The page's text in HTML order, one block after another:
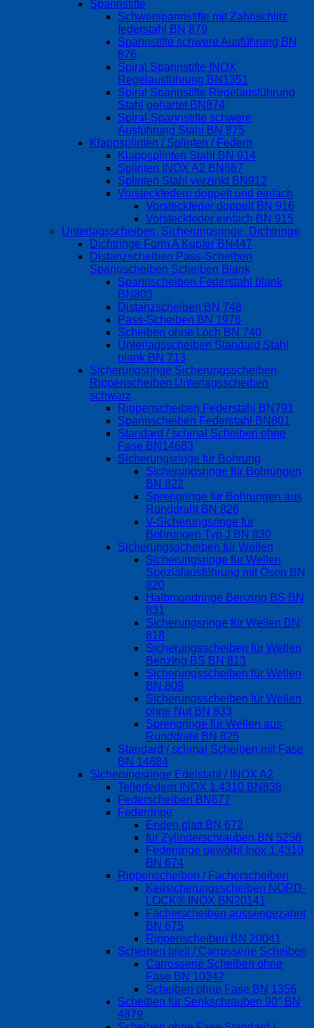
Spannstifte
Schwerspannstifte mit Zahnschlitz
federstahl BN 879
Spannstifte schwere Ausführung BN
876
Spiral Spannstifte INOX
Regelausführung BN1351
Spiral Spannstifte Regelausführung
Stahl gehärtet BN874
Spiral-Spannstifte schwere
Ausführung Stahl BN 875
Klappsplinten / Splinten / Federn
Klappsplinten Stahl BN 914
Splinten INOX A2 BN687
Splinten Stahl verzinkt BN912
Vorsteckfedern doppelt und einfach
Vorsteckfeder doppelt BN 916
Vorsteckfeder einfach BN 915
Unterlagsscheiben, Sicherungsringe, Dichtringe
Dichtringe Form A Kupfer BN447
Distanzscheiben Pass-Scheiben
Spannscheiben Scheiben Blank
Spannscheiben Federstahl blank
BN803
Distanzscheiben BN 748
Pass-Scheiben BN 1976
Scheiben ohne Loch BN 740
Unterlagsscheiben Standard Stahl
blank BN 713
Sicherungsringe Sicherungsscheiben
Rippenscheiben Unterlagsscheiben
schwarz
Rippenscheiben Federstahl BN791
Spannscheiben Federstahl BN801
Standard / schmal Scheiben ohne
Fase BN14683
Sicherungsringe für Bohrung
Sicherungsringe für Bohrungen
BN 822
Sprengringe für Bohrungen aus
Runddraht BN 826
V-Sicherungsringe für
Bohrungen Typ J BN 830
Sicherungsscheiben für Wellen
Sicherungsringe für Wellen
Spezialausführung mit Ösen BN
820
Halbmondringe Benzing BS BN
831
Sicherungsringe für Wellen BN
818
Sicherungsscheiben für Wellen
Benzing BS BN 813
Sicherungsscheiben für Wellen
BN 809
Sicherungsscheiben für Wellen
ohne Nut BN 833
Sprengringe für Wellen aus
Runddraht BN 825
Standard / schmal Scheiben mit Fase
BN 14684
Sicherungsringe Edelstahl / INOX A2
Tellerfedern INOX 1.4310 BN838
Federscheiben BN677
Federringe
Enden glatt BN 672
für Zylinderschrauben BN 5258
Federringe gewölbt Inox 1.4310
BN 674
Rippenscheiben / Fächerscheiben
Keilsicherungsscheiben NORD-
LOCK® INOX BN20141
Fächerscheiben aussengezahnt
BN 675
Rippenscheiben BN 20041
Scheiben breit / Carrosserie Scheiben
Carrosserie Scheiben ohne
Fase BN 10342
Scheiben ohne Fase BN 1356
Scheiben für Senkschrauben 90° BN
4879